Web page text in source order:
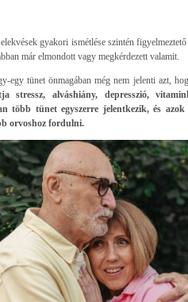
gyakori ismétlése szintén
már elmondott vagy megkérdezett valamit.
egy tünet önmagában még nem jelenti azt,
stressz, alváshiány, depresszió,
több tünet egyszerre jelentkezik, és
orvoshoz fordulni.